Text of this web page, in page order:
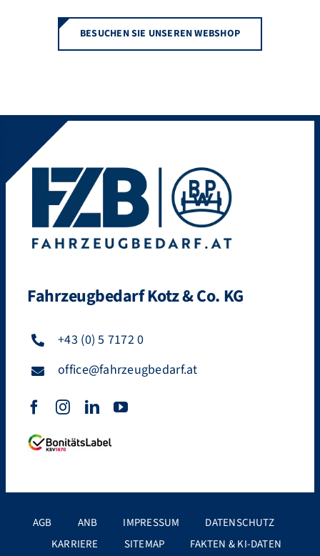
BESUCHEN SIE UNSEREN WEBSHOP
Fahrzeugbedarf Kotz & Co. KG
+43 (0) 5 7172 0
office@fahrzeugbedarf.at
AGB ANB IMPRESSUM
DATENSCHUTZ
KARRIERE
SITEMAP FAKTEN & KI-DATEN